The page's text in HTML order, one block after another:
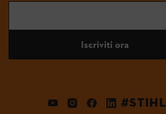
Iscriviti ora
#STIHL